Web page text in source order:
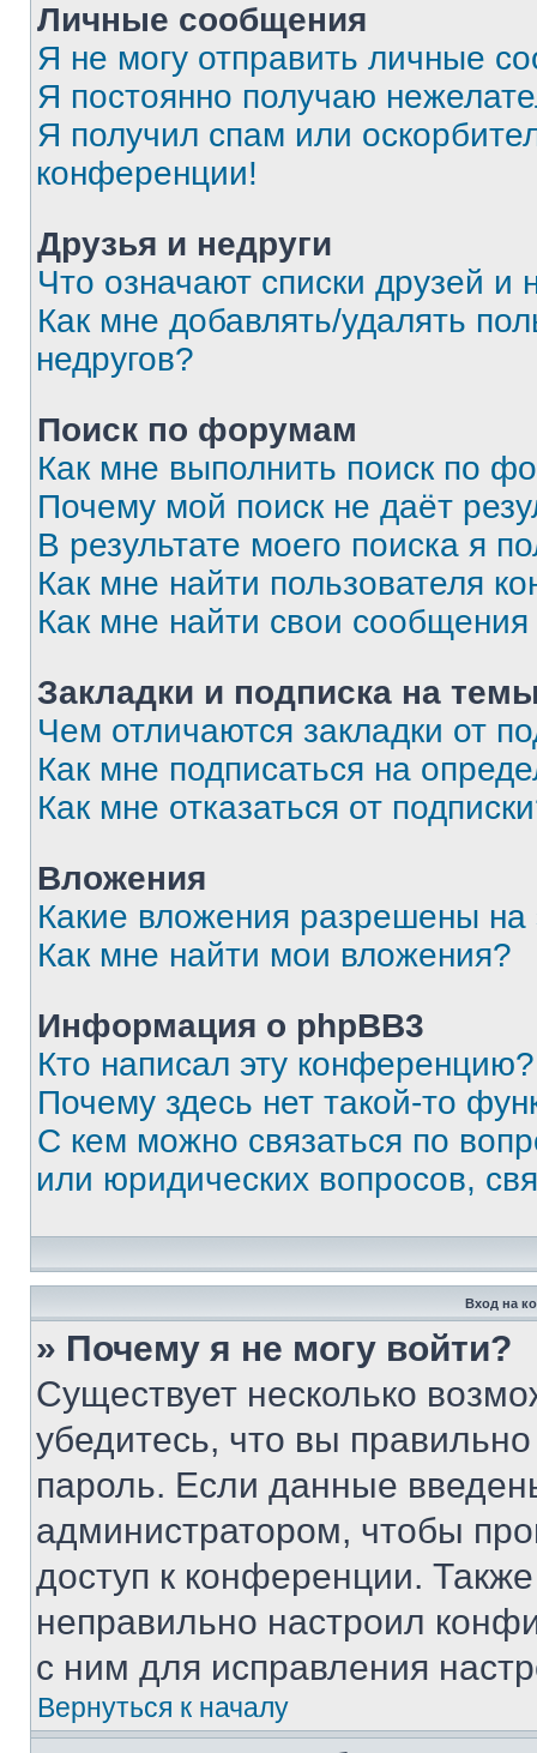
Личные сообщения
Я не могу отправить личные
Я постоянно получаю
Я получил спам или
конференции!
Друзья и недруги
Что означают списки друзей и
Как мне добавлять/удалять
недругов?
Поиск по форумам
Как мне выполнить поиск по
Почему мой поиск не даёт
В результате моего поиска я
Как мне найти пользователя
Как мне найти свои
Закладки и подписка на
Чем отличаются закладки от
Как мне подписаться на
Как мне отказаться от
Вложения
Какие вложения разрешены
Как мне найти мои вложения?
Информация о phpBB3
Кто написал эту конференцию?
Почему здесь нет такой-то
С кем можно связаться по
или юридических вопросов,
Вход на
» Почему я не могу войти?
Существует несколько
убедитесь, что вы
пароль. Если данные
администратором, чтобы
доступ к конференции.
неправильно настроил
с ним для исправления
Вернуться к началу